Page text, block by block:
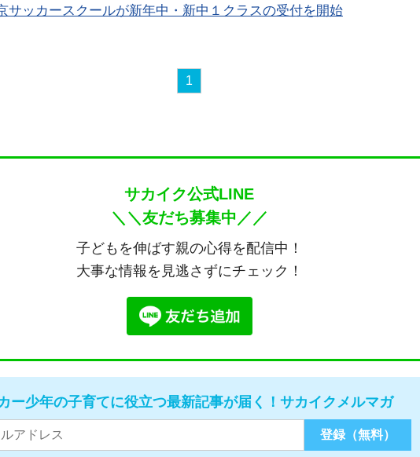
サッカースクールが新年中・新中１クラスの受付を開始
1
サカイク公式LINE
＼＼友だち募集中／／
子どもを伸ばす親の心得を配信中！
大事な情報を見逃さずにチェック！
ー少年の子育てに役立つ最新記事が届く！サカイクメルマガ